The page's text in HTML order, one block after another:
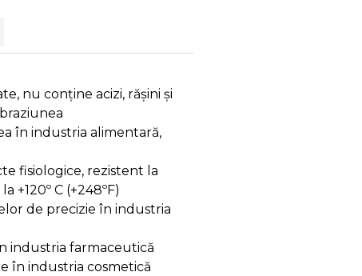
nu conține acizi, rășini și
în industria alimentară,
fisiologice, rezistent la
+120º C (+248ºF)
de precizie în industria
industria farmaceutică
în industria cosmetică